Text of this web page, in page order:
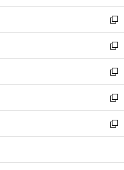
開
く
ウ
で
開
く
ン
ド
ウ
で
開
く
ウ
ィ
ン
ド
ウ
で
開
く
新
し
い
ウ
ィ
ン
ド
ウ
で
開
新
し
い
ウ
ィ
ン
ド
ウ
開
新
し
い
ウ
ィ
ン
ウ
新
し
い
ウ
ン
新
し
ウ